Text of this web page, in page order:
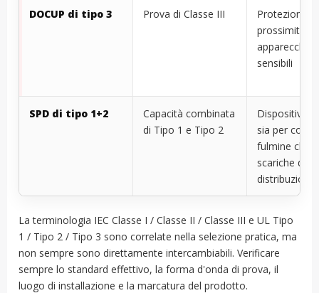
DOCUP di tipo 3 Prova di Classe III
Protezione
prossimità di
sensibili
SPD di tipo 1+2
Capacità combinata
di Tipo 1 e Tipo 2
Dispositivo
sia per
fulmine che
scariche di
distribuzione
La terminologia IEC Classe I / Classe II / Classe III e UL Tipo
1 / Tipo 2 / Tipo 3 sono correlate nella selezione pratica, ma
non sempre sono direttamente intercambiabili. Verificare
sempre lo standard effettivo, la forma d'onda di prova, il
luogo di installazione e la marcatura del prodotto.